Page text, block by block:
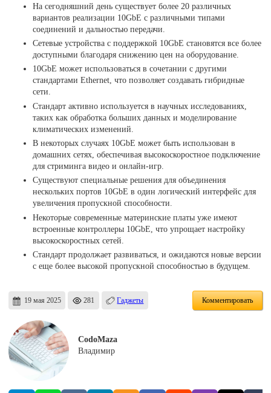
На сегодняшний день существует более 20 различных
вариантов реализации 10GbE с различными типами
соединений и дальностью передачи.
Сетевые устройства с поддержкой 10GbE становятся все более
доступными благодаря снижению цен на оборудование.
10GbE может использоваться в сочетании с другими
стандартами Ethernet, что позволяет создавать гибридные
сети.
Стандарт активно используется в научных исследованиях,
таких как обработка больших данных и моделирование
климатических изменений.
В некоторых случаях 10GbE может быть использован в
домашних сетях, обеспечивая высокоскоростное подключение
для стриминга видео и онлайн-игр.
Существуют специальные решения для объединения
нескольких портов 10GbE в один логический интерфейс для
увеличения пропускной способности.
Некоторые современные материнские платы уже имеют
встроенные контроллеры 10GbE, что упрощает настройку
высокоскоростных сетей.
Стандарт продолжает развиваться, и ожидаются новые версии
с еще более высокой пропускной способностью в будущем.
19 мая 2025 281 Гаджеты Комментировать
CodoMaza
Владимир